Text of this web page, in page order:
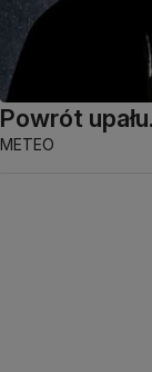
Powrót
METEO